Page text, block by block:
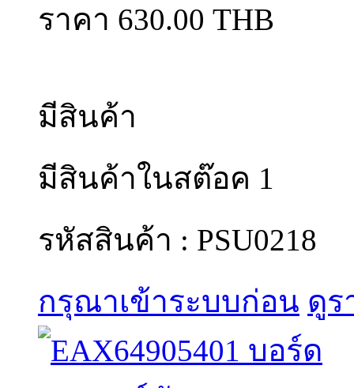
ราคา 630.00 THB
มีสินค้า
มีสินค้าในสต๊อค 1
รหัสสินค้า : PSU0218
กรุณาเข้าระบบก่อน ดูร